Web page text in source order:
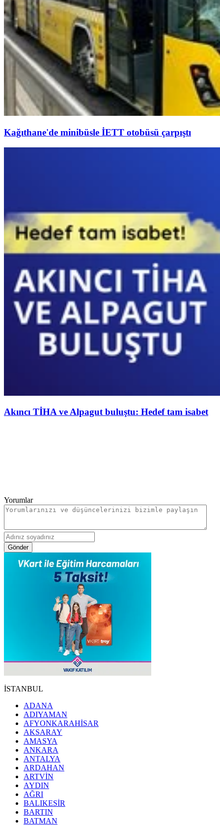
Kağıthane'de minibüsle İETT otobüsü çarpıştı
Akıncı TİHA ve Alpagut buluştu: Hedef tam isabet
Yorumlar
Gönder
İSTANBUL
ADANA
ADIYAMAN
AFYONKARAHİSAR
AKSARAY
AMASYA
ANKARA
ANTALYA
ARDAHAN
ARTVİN
AYDIN
AĞRI
BALIKESİR
BARTIN
BATMAN